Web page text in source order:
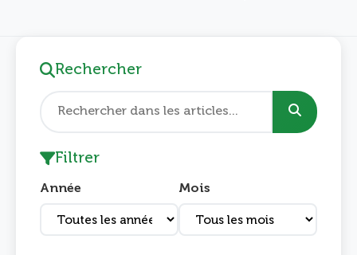
Rechercher
Filtrer
Année Mois